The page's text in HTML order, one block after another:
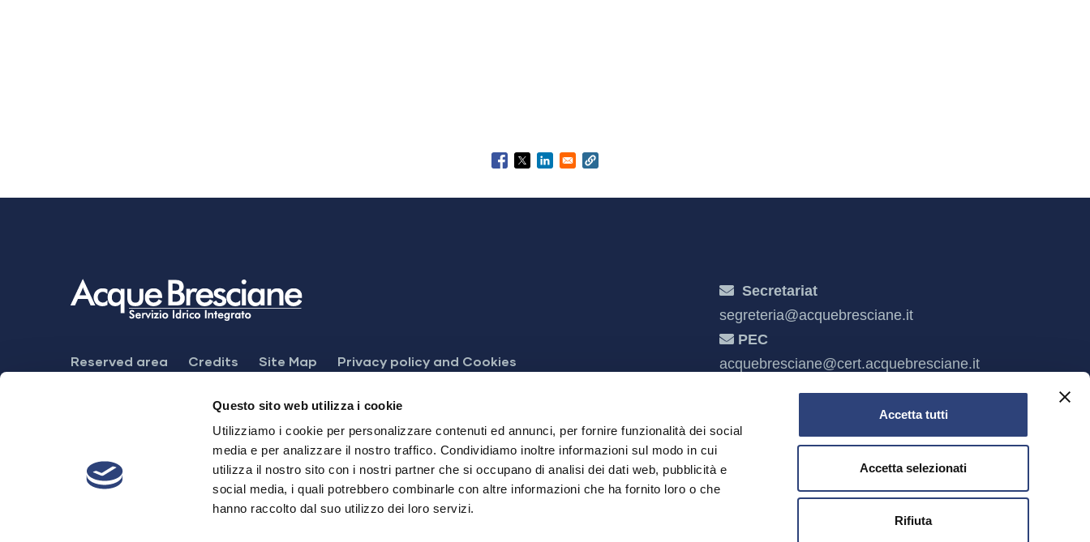
Questo sito web utilizza i cookie
Utilizziamo i cookie per personalizzare contenuti ed annunci, per fornire funzionalità dei social
media e per analizzare il nostro traffico. Condividiamo inoltre informazioni sul modo in cui
utilizza il nostro sito con i nostri partner che si occupano di analisi dei dati web, pubblicità e
social media, i quali potrebbero combinarle con altre informazioni che ha fornito loro o che
hanno raccolto dal suo utilizzo dei loro servizi.
Accetta tutti
Accetta selezionati
Rifiuta
Footer
Menu
Reserved area Credits Site Map Privacy policy and Cookies
Feedback mechanism Dichiarazione di accessibilità
Secretariat
segreteria@acquebresciane.it
PEC
acquebresciane@cert.acquebresciane.it
Acque Bresciane S.r.l. SB
Registered office. Via Cefalonia, 70 - 25124 Brescia